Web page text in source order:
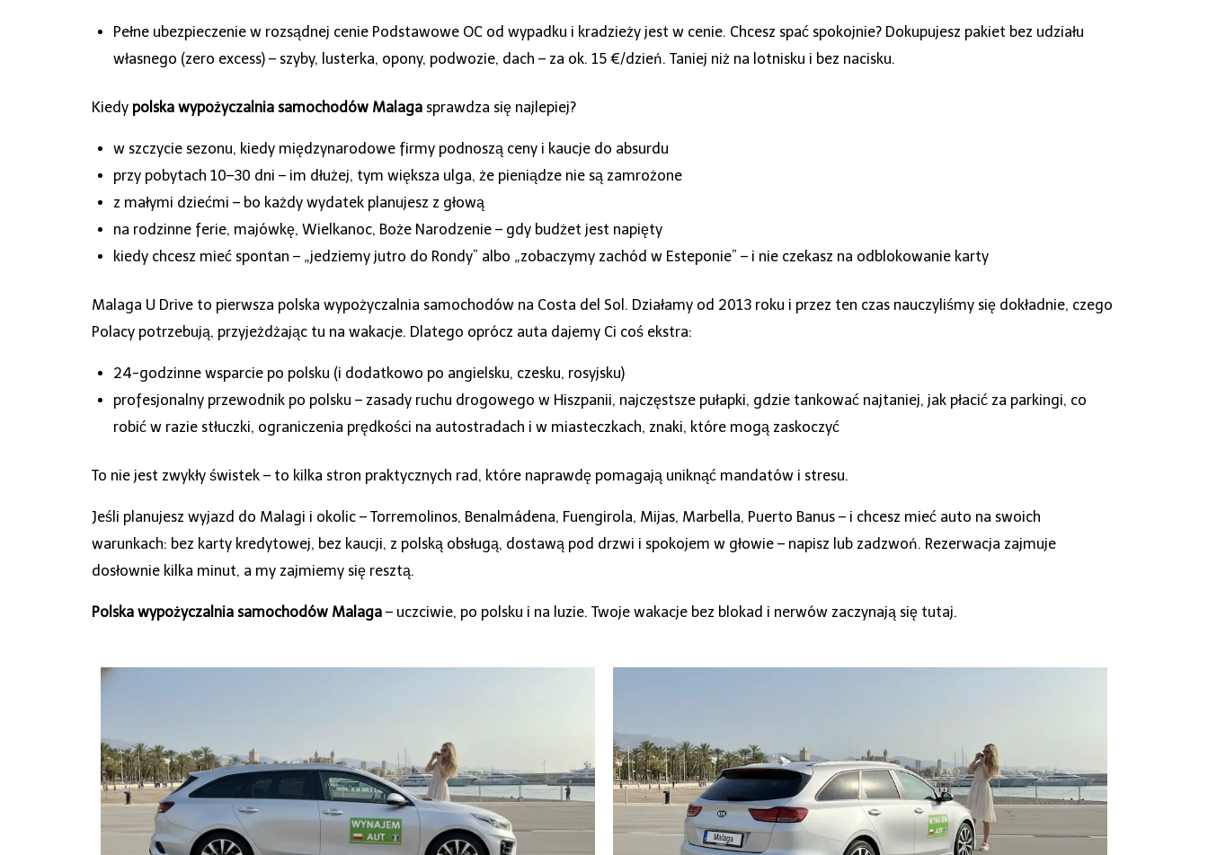
Pełne ubezpieczenie w rozsądnej cenie Podstawowe OC od wypadku i kradzieży jest w cenie. Chcesz spać spokojnie? Dokupujesz pakiet bez udziału
własnego (zero excess) – szyby, lusterka, opony, podwozie, dach – za ok. 15 €/dzień. Taniej niż na lotnisku i bez nacisku.
Kiedy polska wypożyczalnia samochodów Malaga sprawdza się najlepiej?
w szczycie sezonu, kiedy międzynarodowe firmy podnoszą ceny i kaucje do absurdu
przy pobytach 10–30 dni – im dłużej, tym większa ulga, że pieniądze nie są zamrożone
z małymi dziećmi – bo każdy wydatek planujesz z głową
na rodzinne ferie, majówkę, Wielkanoc, Boże Narodzenie – gdy budżet jest napięty
kiedy chcesz mieć spontan – „jedziemy jutro do Rondy” albo „zobaczymy zachód w Esteponie” – i nie czekasz na odblokowanie karty
Malaga U Drive to pierwsza polska wypożyczalnia samochodów na Costa del Sol. Działamy od 2013 roku i przez ten czas nauczyliśmy się dokładnie, czego
Polacy potrzebują, przyjeżdżając tu na wakacje. Dlatego oprócz auta dajemy Ci coś ekstra:
24-godzinne wsparcie po polsku (i dodatkowo po angielsku, czesku, rosyjsku)
profesjonalny przewodnik po polsku – zasady ruchu drogowego w Hiszpanii, najczęstsze pułapki, gdzie tankować najtaniej, jak płacić za parkingi, co
robić w razie stłuczki, ograniczenia prędkości na autostradach i w miasteczkach, znaki, które mogą zaskoczyć
To nie jest zwykły świstek – to kilka stron praktycznych rad, które naprawdę pomagają uniknąć mandatów i stresu.
Jeśli planujesz wyjazd do Malagi i okolic – Torremolinos, Benalmádena, Fuengirola, Mijas, Marbella, Puerto Banus – i chcesz mieć auto na swoich
warunkach: bez karty kredytowej, bez kaucji, z polską obsługą, dostawą pod drzwi i spokojem w głowie – napisz lub zadzwoń. Rezerwacja zajmuje
dosłownie kilka minut, a my zajmiemy się resztą.
Polska wypożyczalnia samochodów Malaga – uczciwie, po polsku i na luzie. Twoje wakacje bez blokad i nerwów zaczynają się tutaj.